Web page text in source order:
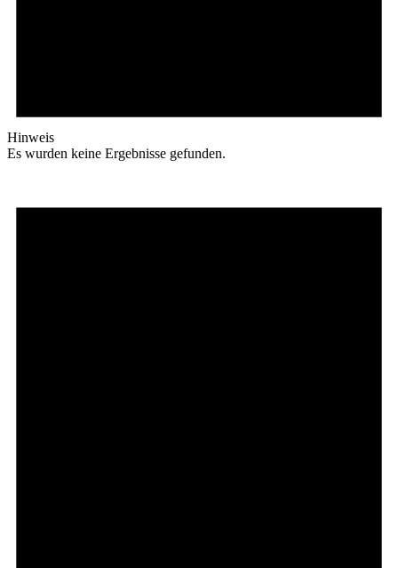
Hinweis
Es wurden keine Ergebnisse gefunden.